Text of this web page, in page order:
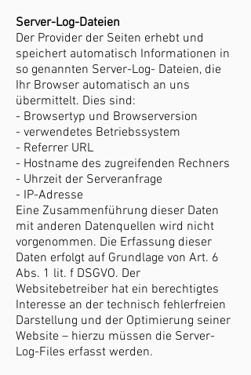
Server-Log-Dateien
Der Provider der Seiten erhebt und
speichert automatisch Informationen in
so genannten Server-Log- Dateien, die
Ihr Browser automatisch an uns
übermittelt. Dies sind:
- Browsertyp und Browserversion
- verwendetes Betriebssystem
- Referrer URL
- Hostname des zugreifenden Rechners
- Uhrzeit der Serveranfrage
- IP-Adresse
Eine Zusammenführung dieser Daten
mit anderen Datenquellen wird nicht
vorgenommen. Die Erfassung dieser
Daten erfolgt auf Grundlage von Art. 6
Abs. 1 lit. f DSGVO. Der
Websitebetreiber hat ein berechtigtes
Interesse an der technisch fehlerfreien
Darstellung und der Optimierung seiner
Website – hierzu müssen die Server-
Log-Files erfasst werden.